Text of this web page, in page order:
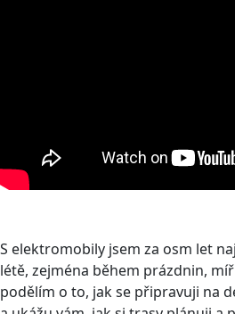
S elektromobily jsem za osm let
létě, zejména během prázdnin,
podělím o to, jak se připravuji na